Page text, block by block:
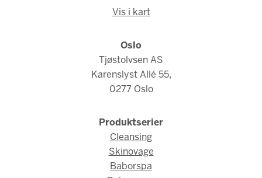
Vis i kart
Oslo
Tjøstolvsen AS
Karenslyst Allé 55,
0277 Oslo
Produktserier
Cleansing
Skinovage
Baborspa